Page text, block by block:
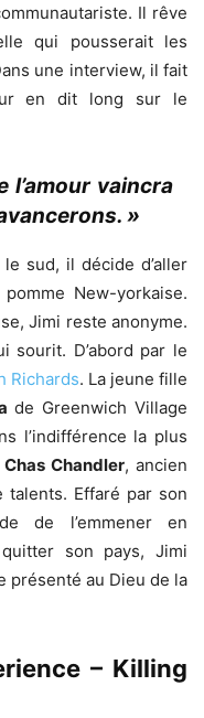
Il rêve
qui pousserait les
une interview, il fait
en dit long sur le
l’amour vaincra
»
sud, il décide d’aller
New-yorkaise.
Jimi reste anonyme.
sourit. D’abord par le
Richards. La jeune fille
de Greenwich Village
l’indifférence la plus
Chas Chandler, ancien
talents. Effaré par son
de l’emmener en
son pays, Jimi
présenté au Dieu de la
– Killing